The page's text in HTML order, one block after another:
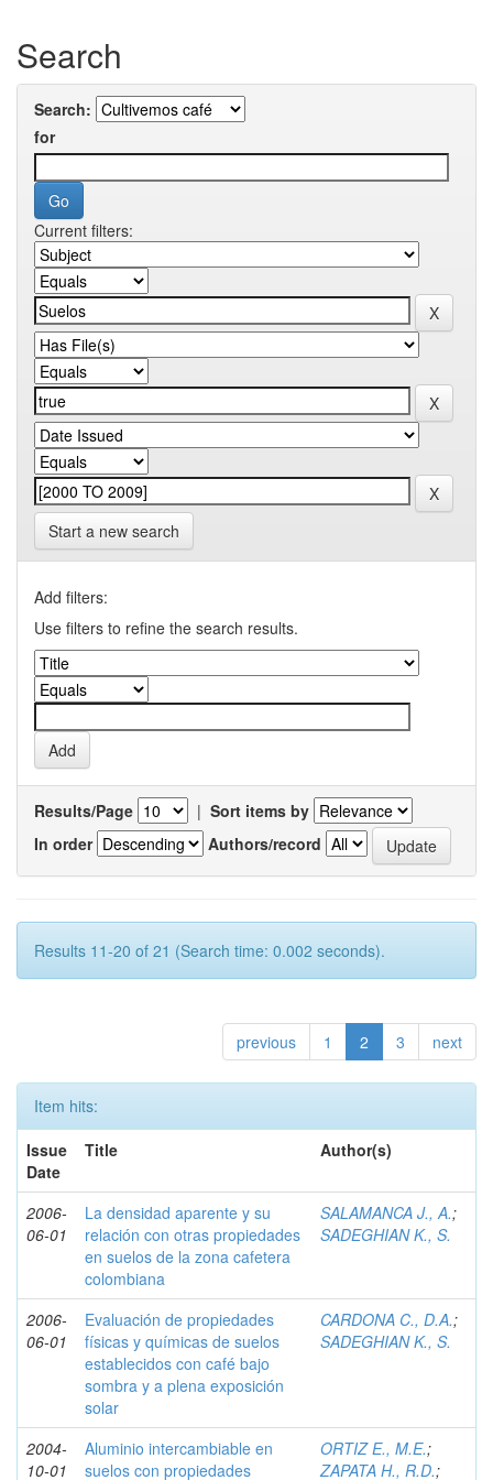
Search
Search:
for
Current filters:
Start a new search
Add filters:
Use filters to refine the search results.
Results/Page | Sort items by
In order
Authors/record
Results 11-20 of 21 (Search time: 0.002 seconds).
previous 1 2 3 next
Item hits:
Issue
Date
Title Author(s)
2006-
06-01
La densidad aparente y su
relación con otras propiedades
en suelos de la zona cafetera
colombiana
SALAMANCA J., A.;
SADEGHIAN K., S.
2006-
06-01
Evaluación de propiedades
físicas y químicas de suelos
establecidos con café bajo
sombra y a plena exposición
solar
CARDONA C., D.A.;
SADEGHIAN K., S.
2004-
10-01
Aluminio intercambiable en
suelos con propiedades
ORTIZ E., M.E.;
ZAPATA H., R.D.;